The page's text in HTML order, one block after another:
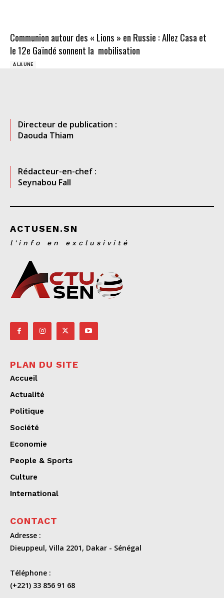
Communion autour des « Lions » en Russie : Allez Casa et
le 12e Gaïndé sonnent la mobilisation
A LA UNE
Directeur de publication :
Daouda Thiam
Rédacteur-en-chef :
Seynabou Fall
ACTUSEN.SN
l'info en exclusivité
PLAN DU SITE
Accueil
Actualité
Politique
Société
Economie
People & Sports
Culture
International
CONTACT
Adresse :
Dieuppeul, Villa 2201, Dakar - Sénégal
Téléphone :
(+221) 33 856 91 68